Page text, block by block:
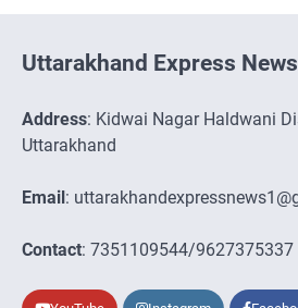
Uttarakhand Express News
Address: Kidwai Nagar Haldwani
Uttarakhand
Email :
Contact: 7351109544/9627375337